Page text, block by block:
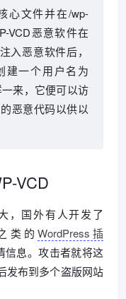
心文件并在/wp-
VCD恶意软件在
入恶意软件后，
建一个用户名为
一来，它便可以访
恶意代码以供以
VCD
，国外有人开发了
类的 WordPress插
信息。攻击者就将这
发布到多个盗版网站